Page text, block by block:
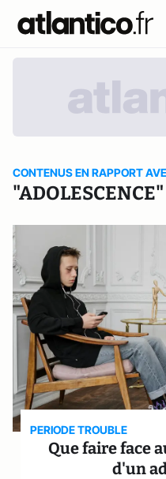
CONTENUS EN RAPPORT
"ADOLESCENCE"
PERIODE TROUBLE
Que faire face
d'un